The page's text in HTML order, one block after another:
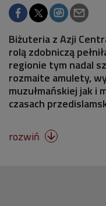
Biżuteria z Azji
rolą zdobniczą
regionie tym nadal
rozmaite amulety,
muzułmańskiej jak i
czasach
rozwiń 